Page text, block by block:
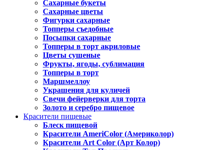
Сахарные букеты
Сахарные цветы
Фигурки сахарные
Топперы съедобные
Посыпки сахарные
Топперы в торт акриловые
Цветы сушеные
Фрукты, ягоды, сублимация
Топперы в торт
Маршмеллоу
Украшения для куличей
Свечи фейерверки для торта
Золото и серебро пищевое
Красители пищевые
Блеск пищевой
Красители AmeriColor (Америколор)
Красители Art Color (Арт Колор)